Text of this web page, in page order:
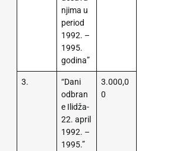
njima u
period
1992. –
1995.
godina”
3.
“Dani
odbran
e Ilidža-
22. april
1992. –
1995.”
3.000,0
0